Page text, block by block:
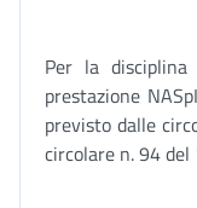
Per la
prestazione
previsto dalle
circolare n. 94